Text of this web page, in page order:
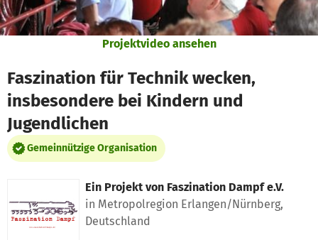
Projektvideo ansehen
Faszination für Technik wecken,
insbesondere bei Kindern und
Jugendlichen
Gemeinnützige Organisation
Ein Projekt von Faszination Dampf e.V.
in Metropolregion Erlangen/Nürnberg,
Deutschland